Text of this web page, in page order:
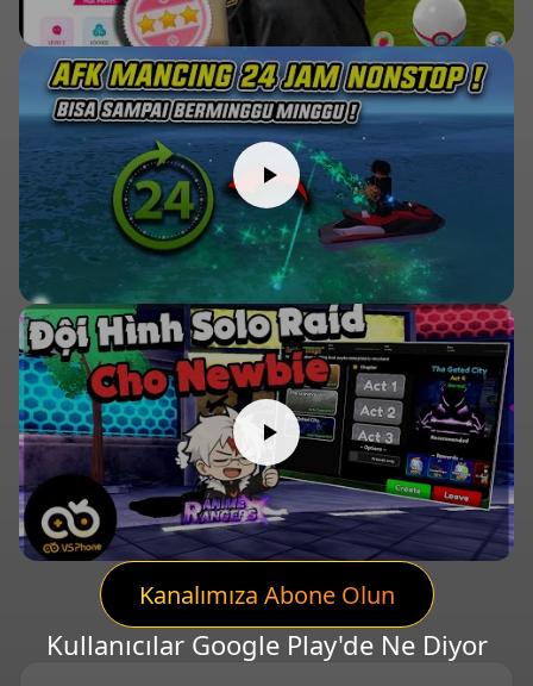
Kanalımıza Abone Olun
Kullanıcılar Google Play'de Ne Diyor